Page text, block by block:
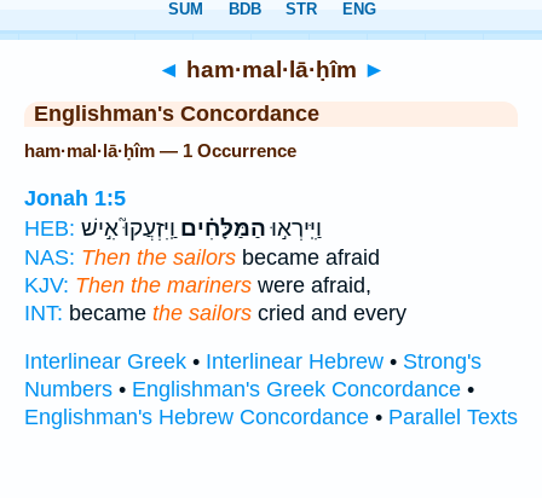
◄ ham·mal·lā·ḥîm ►
Englishman's Concordance
ham·mal·lā·ḥîm — 1 Occurrence
Jonah 1:5
HEB:
וַיִּֽירְא֣וּהַמַּלָּחִ֗ים וַֽיִּזְעֲקוּ֮ אִ֣ישׁ
NAS: Then the sailors became afraid
KJV: Then the mariners were afraid,
INT: became the sailors cried and every
Interlinear Greek • Interlinear Hebrew • Strong's
Numbers • Englishman's Greek Concordance •
Englishman's Hebrew Concordance • Parallel Texts